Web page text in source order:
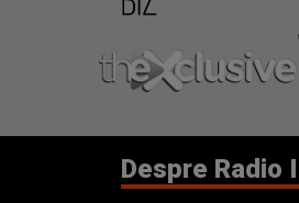
Despre Radio